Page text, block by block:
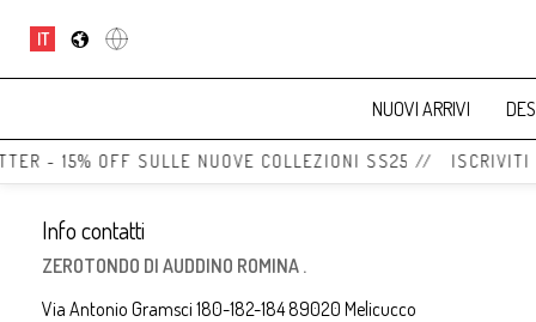
IT
NUOVI ARRIVI
- 15% OFF SULLE NUOVE COLLEZIONI SS25 //
Info contatti
ZEROTONDO DI AUDDINO ROMINA .
Via Antonio Gramsci 180-182-184 89020 Melicucco